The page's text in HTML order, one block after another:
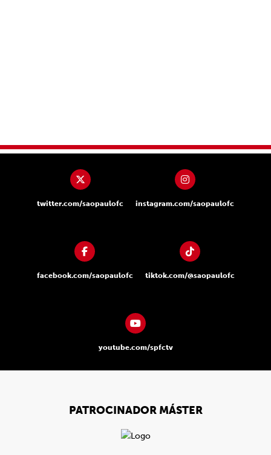
twitter.com/saopaulofc instagram.com/saopaulofc
facebook.com/saopaulofc tiktok.com/@saopaulofc
youtube.com/spfctv
PATROCINADOR MÁSTER